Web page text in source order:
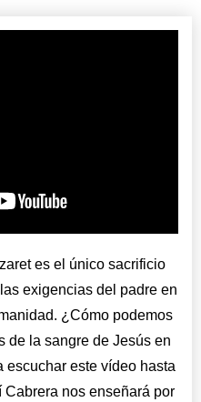
es el único sacrificio
exigencias del padre en
¿Cómo podemos
de la sangre de Jesús en
escuchar este vídeo hasta
nos enseñará por